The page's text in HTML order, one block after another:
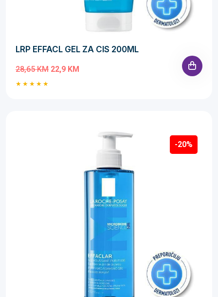
LRP EFFACL GEL ZA CIS 200ML
28,65 KM 22,9 KM
-20%